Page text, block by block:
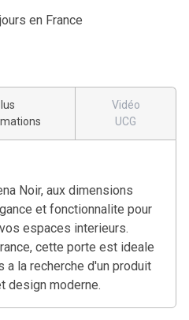
en France
Vidéo
UCG
Noir, aux dimensions
et fonctionnalite pour
espaces interieurs.
cette porte est ideale
la recherche d'un produit
design moderne.